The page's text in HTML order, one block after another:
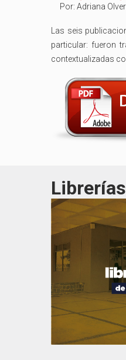
Por: Adriana
Las seis
particular: fueron
contextualizadas